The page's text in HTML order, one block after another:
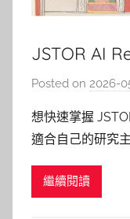
JSTOR AI
Posted on 2026-
想快速掌握
適合自己的研究
AI Research
繼續閱讀